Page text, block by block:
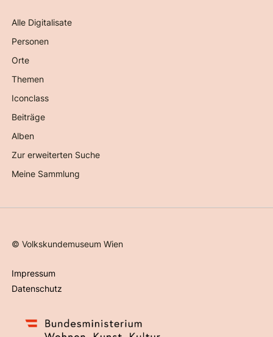
Alle Digitalisate
Personen
Orte
Themen
Iconclass
Beiträge
Alben
Zur erweiterten Suche
Meine Sammlung
©Volkskundemuseum Wien
Impressum
Datenschutz